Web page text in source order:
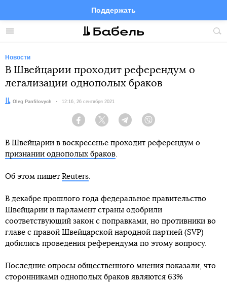
Меню
Поддержать
FacebookTelegramTwitter
Новости
В Швейцарии проходит референдум о
легализации однополых браков
Автор:
Oleg Panfilovych Дата:
12:16, 26 сентября 2021
Facebook Twitter Telegram
В Швейцарии в воскресенье проходит референдум о
признании однополых браков.
Об этом пишет Reuters.
В декабре прошлого года федеральное правительство
Швейцарии и парламент страны одобрили
соответствующий закон с поправками, но противники во
главе с правой Швейцарской народной партией (SVP)
добились проведения референдума по этому вопросу.
Последние опросы общественного мнения показали, что
сторонниками однополых браков являются 63%